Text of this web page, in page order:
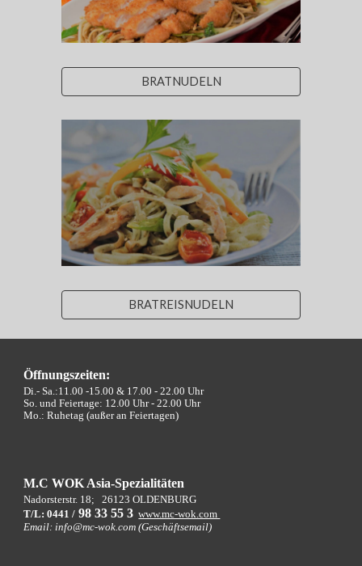
BRATNUDELN
BRATREISNUDELN
Öffnungszeiten:
Di.- Sa.:11.00 -15.00 & 17.00 - 22.00 Uhr
So. und Feiertage: 12.00 Uhr - 22.00 Uhr
Mo.: Ruhetag (außer an Feiertagen)
M.C WOK Asia-Spezialitäten
Nadorsterstr. 18;
26123 OLDENBURG
T/L: 0441 / 98 33 55 3 www.mc-wok.com
Email: info@mc-wok.com (Geschäftsemail)